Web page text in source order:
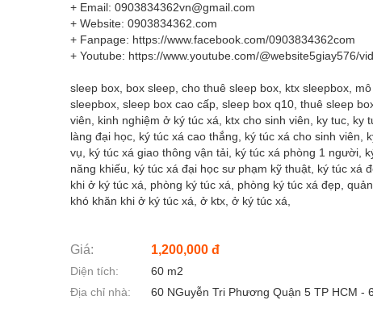
+ Email: 0903834362vn@gmail.com
+ Website: 0903834362.com
+ Fanpage: https://www.facebook.com/0903834362com
+ Youtube: https://www.youtube.com/@website5giay576/
sleep box, box sleep, cho thuê sleep box, ktx sleepbox,
sleepbox, sleep box cao cấp, sleep box q10, thuê sleep
viên, kinh nghiệm ở ký túc xá, ktx cho sinh viên, ky tuc, ky
làng đại học, ký túc xá cao thắng, ký túc xá cho sinh
vụ, ký túc xá giao thông vận tải, ký túc xá phòng 1 người,
năng khiếu, ký túc xá đại học sư phạm kỹ thuật, ký túc
khi ở ký túc xá, phòng ký túc xá, phòng ký túc xá đẹp,
khó khăn khi ở ký túc xá, ở ktx, ở ký túc xá,
Giá: 1,200,000 đ
Diện tích:
60 m2
Địa chỉ nhà:
60 NGuyễn Tri Phương Quận 5 TP HCM -